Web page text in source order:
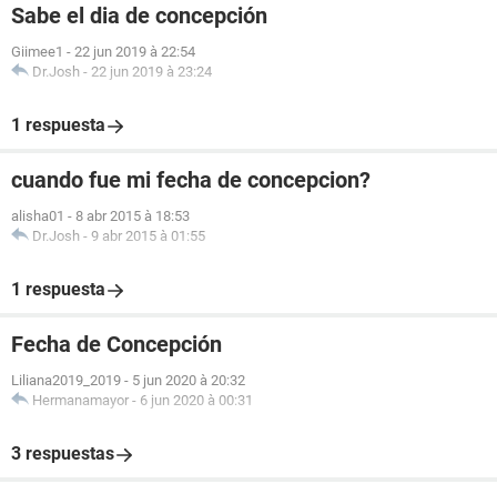
Sabe el dia de concepción
Giimee1 - 22 jun 2019 à 22:54
Dr.Josh - 22 jun 2019 à 23:24
1 respuesta
cuando fue mi fecha de concepcion?
alisha01 - 8 abr 2015 à 18:53
Dr.Josh - 9 abr 2015 à 01:55
1 respuesta
Fecha de Concepción
Liliana2019_2019 - 5 jun 2020 à 20:32
Hermanamayor - 6 jun 2020 à 00:31
3 respuestas